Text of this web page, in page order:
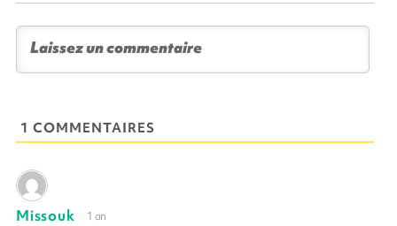
1 COMMENTAIRES
Missouk 1 an